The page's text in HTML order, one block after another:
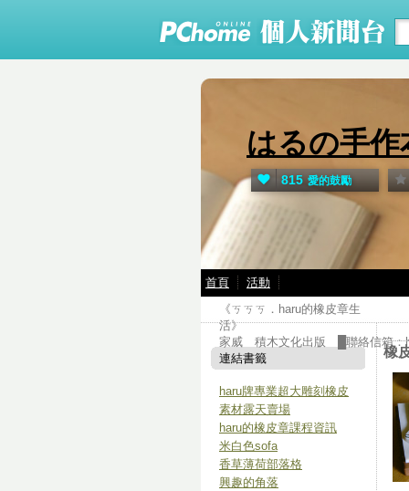
はるの手作
《ㄎㄎㄎ．haru的橡皮章生
活》
家威 積木文化出版 █聯絡信箱：
815 愛的鼓勵
首頁 活動
橡
連結書籤
haru牌專業超大雕刻橡皮
素材露天賣場
haru的橡皮章課程資訊
米白色sofa
香草薄荷部落格
興趣的角落